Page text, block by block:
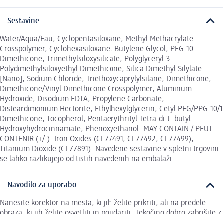
Sestavine
Water/Aqua/Eau, Cyclopentasiloxane, Methyl Methacrylate
Crosspolymer, Cyclohexasiloxane, Butylene Glycol, PEG-10
Dimethicone, Trimethylsiloxysilicate, Polyglyceryl-3
Polydimethylsiloxyethyl Dimethicone, Silica Dimethyl Silylate
[Nano], Sodium Chloride, Triethoxycaprylylsilane, Dimethicone,
Dimethicone/Vinyl Dimethicone Crosspolymer, Aluminum
Hydroxide, Disodium EDTA, Propylene Carbonate,
Disteardimonium Hectorite, Ethylhexylglycerin, Cetyl PEG/PPG-10/1
Dimethicone, Tocopherol, Pentaerythrityl Tetra-di-t- butyl
Hydroxyhydrocinnamate, Phenoxyethanol. MAY CONTAIN / PEUT
CONTENIR (+/-): Iron Oxides (CI 77491, CI 77492, CI 77499),
Titanium Dioxide (CI 77891). Navedene sestavine v spletni trgovini
se lahko razlikujejo od tistih navedenih na embalaži.
Navodilo za uporabo
Nanesite korektor na mesta, ki jih želite prikriti, ali na predele